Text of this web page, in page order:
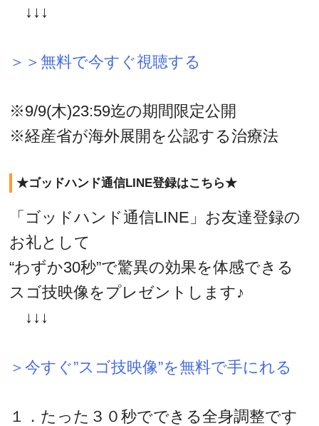
↓↓↓
＞＞無料で今すぐ視聴する
※9/9(木)23:59迄の期間限定公開
※経産省が海外展開を公認する治療法
★ゴッドハンド通信LINE登録はこちら★
「ゴッドハンド通信LINE」お友達登録の
お礼として
“わずか30秒”で驚異の効果を体感できる
スゴ技映像をプレゼントします♪
↓↓↓
＞今すぐ”スゴ技映像”を無料で手にれる
１．たった３０秒でできる全身調整です